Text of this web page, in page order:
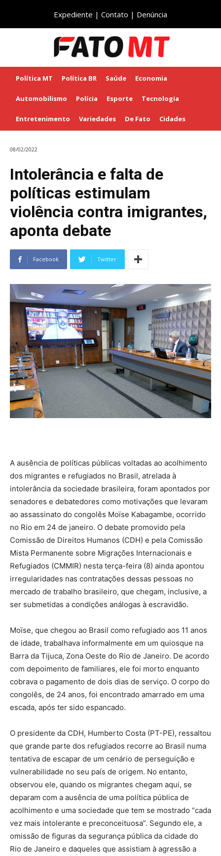
Expediente | Contato | Denúncia
Política MT Política BR Saúde Economia
Automobilismo Polícia Esporte Tecnologia
Entretenimento Variedades De Fato Cidades
08/02/2022
Intolerância e falta de
políticas estimulam
violência contra imigrantes,
aponta debate
Facebook Twitter
A ausência de políticas públicas voltadas ao acolhimento
dos migrantes e refugiados no Brasil, atrelada à
intolerância da sociedade brasileira, foram apontados por
senadores e debatedores como motivações que levaram
ao assassinato do congolês Moïse Kabagambe, ocorrido
no Rio em 24 de janeiro. O debate promovido pela
Comissão de Direitos Humanos (CDH) e pela Comissão
Mista Permanente sobre Migrações Internacionais e
Refugiados (CMMIR) nesta terça-feira (8) ainda apontou
irregularidades nas contratações dessas pessoas no
mercado de trabalho brasileiro, que chegam, inclusive, a
ser submetidas a condições análogas à escravidão.
Moïse, que chegou ao Brasil como refugiado aos 11 anos
de idade, trabalhava informalmente em um quiosque na
Barra da Tijuca, Zona Oeste do Rio de Janeiro. De acordo
com depoimento de familiares, ele foi morto enquanto
cobrava o pagamento de dois dias de serviço. O corpo do
congolês, de 24 anos, foi encontrado amarrado em uma
escada, após ter sido espancado.
O presidente da CDH, Humberto Costa (PT-PE), ressaltou
que grande parte dos refugiados recorre ao Brasil numa
tentativa de escapar de um cenário de perseguição e
vulnerabilidade no seu país de origem. No entanto,
observou ele, quando os migrantes chegam aqui, se
deparam com a ausência de uma política pública de
acolhimento e uma sociedade que tem se mostrado “cada
vez mais intolerante e preconceituosa”. Segundo ele, a
omissão de figuras da segurança pública da cidade do
Rio de Janeiro e daqueles que assistiam à agressão a